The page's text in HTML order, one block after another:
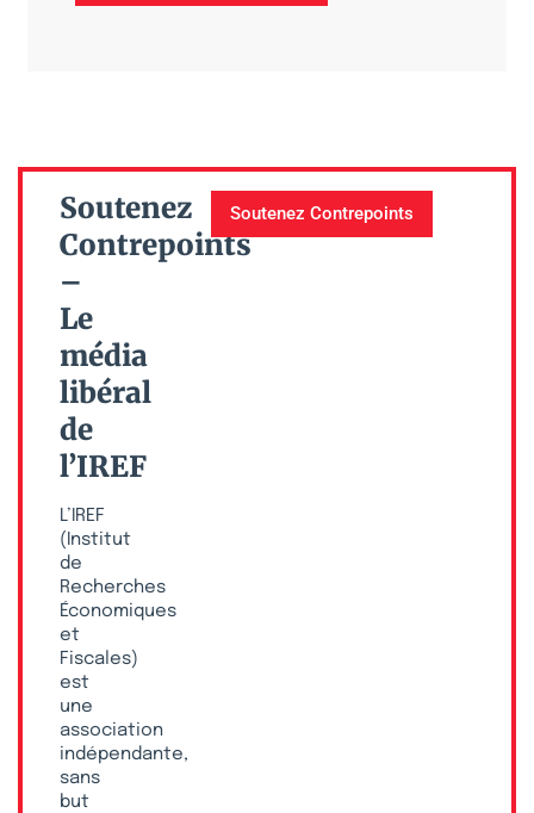
Soutenez
Contrepoints
–
Le
média
libéral
de
l’IREF
L’IREF
(Institut
de
Recherches
Économiques
et
Fiscales)
est
une
association
indépendante,
sans
but
Soutenez Contrepoints